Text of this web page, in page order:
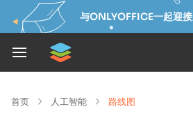
与ONLYOFFICE一起迎接
首页 人工智能 路线图